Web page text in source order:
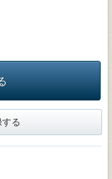
る